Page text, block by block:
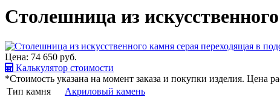
Столешница из
Цена: 74 650 руб.
Калькулятор стоимости
*Стоимость указана на момент заказа и покупки изделия. Цена
Тип камня
Акриловый камень